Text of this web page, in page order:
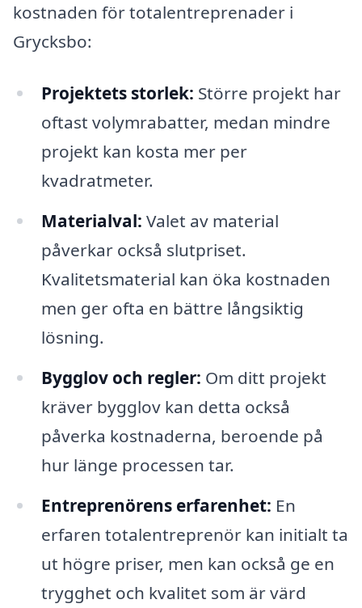
kostnaden för totalentreprenader i
Grycksbo:
Projektets storlek: Större projekt har
oftast volymrabatter, medan mindre
projekt kan kosta mer per
kvadratmeter.
Materialval: Valet av material
påverkar också slutpriset.
Kvalitetsmaterial kan öka kostnaden
men ger ofta en bättre långsiktig
lösning.
Bygglov och regler: Om ditt projekt
kräver bygglov kan detta också
påverka kostnaderna, beroende på
hur länge processen tar.
Entreprenörens erfarenhet: En
erfaren totalentreprenör kan initialt ta
ut högre priser, men kan också ge en
trygghet och kvalitet som är värd